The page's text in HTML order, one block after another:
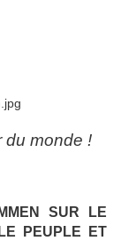
du monde !
SUR LE
PEUPLE ET